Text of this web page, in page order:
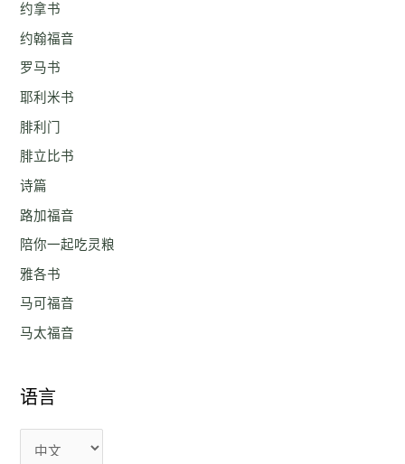
约拿书
约翰福音
罗马书
耶利米书
腓利门
腓立比书
诗篇
路加福音
陪你一起吃灵粮
雅各书
马可福音
马太福音
语言